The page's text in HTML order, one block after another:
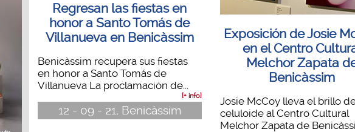
Regresan las fiestas en
honor a Santo Tomás de
Villanueva en Benicàssim
Benicàssim recupera sus fiestas
en honor a Santo Tomás de
Villanueva La proclamación de...
[+ info]
12 - 09 - 21, Benicàssim
Exposición de Josie
en el Centro
Melchor Zapata
Benicàssim
Josie McCoy lleva el brillo
celuloide al Centro Cultural
Melchor Zapata de